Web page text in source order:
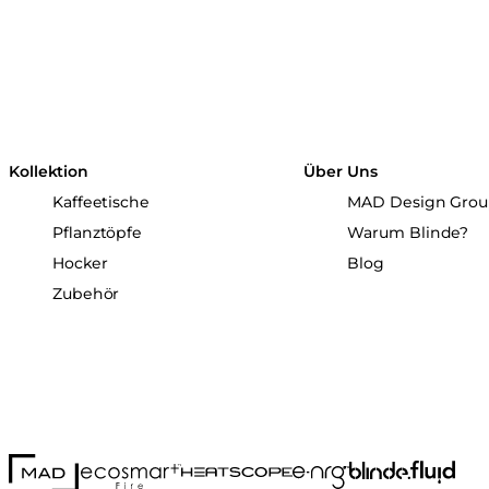
Kollektion
Kaffeetische
Pflanztöpfe
Hocker
Zubehör
Über Uns
MAD Design
Warum Blinde?
Blog
MAD DesignEcoSmart FireHEATSCOPE® Heaters
e-NRG Bioethanol
Blinde Design
Fluid